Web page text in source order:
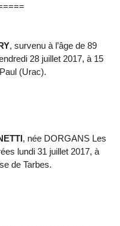
, survenu à l’âge de 89
28 juillet 2017, à 15
(Urac).
, née DORGANS Les
lundi 31 juillet 2017, à
de Tarbes.